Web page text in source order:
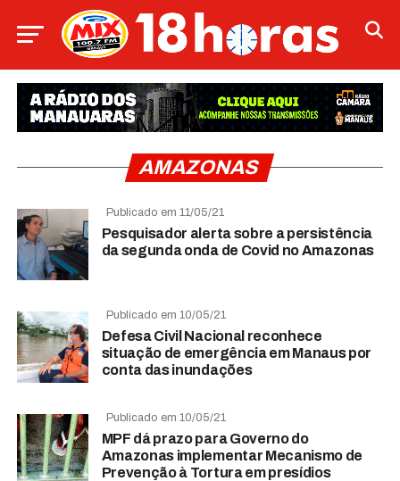
AMAZONAS
Publicado em 11/05/21
Pesquisador alerta sobre a persistência
da segunda onda de Covid no Amazonas
Publicado em 10/05/21
Defesa Civil Nacional reconhece
situação de emergência em Manaus por
conta das inundações
Publicado em 10/05/21
MPF dá prazo para Governo do
Amazonas implementar Mecanismo de
Prevenção à Tortura em presídios